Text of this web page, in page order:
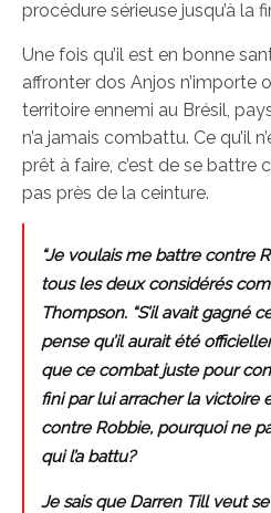
procédure sérieuse jusqu’à la
Une fois qu’il est en bonne
affronter dos Anjos n’importe
territoire ennemi au Brésil,
n’a jamais combattu. Ce qu’il
prêt à faire, c’est de se battre
pas près de la ceinture.
“Je voulais me battre contre
tous les deux considérés
Thompson. “S’il avait gagné
pense qu’il aurait été
que ce combat juste pour
fini par lui arracher la victoire
contre Robbie, pourquoi ne
qui l’a battu?
Je sais que Darren Till veut